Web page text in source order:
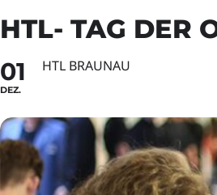
HTL- TAG DER
01
DEZ.
HTL BRAUNAU